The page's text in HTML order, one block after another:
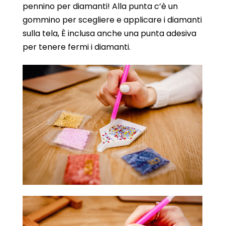
pennino per diamanti! Alla punta c’è un
gommino per scegliere e applicare i diamanti
sulla tela, È inclusa anche una punta adesiva
per tenere fermi i diamanti.